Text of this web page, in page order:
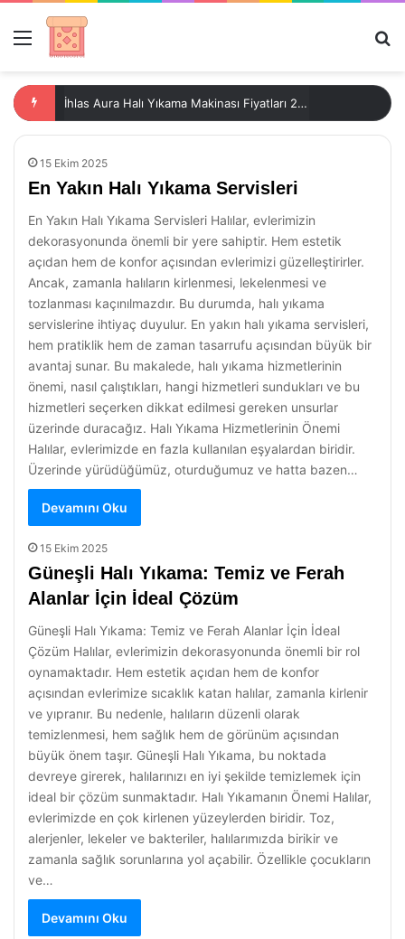
Menü
İhlas Aura Halı Yıkama Makinası Fiyatları 2023
15 Ekim 2025
En Yakın Halı Yıkama Servisleri
En Yakın Halı Yıkama Servisleri Halılar, evlerimizin
dekorasyonunda önemli bir yere sahiptir. Hem estetik
açıdan hem de konfor açısından evlerimizi güzelleştirirler.
Ancak, zamanla halıların kirlenmesi, lekelenmesi ve
tozlanması kaçınılmazdır. Bu durumda, halı yıkama
servislerine ihtiyaç duyulur. En yakın halı yıkama servisleri,
hem pratiklik hem de zaman tasarrufu açısından büyük bir
avantaj sunar. Bu makalede, halı yıkama hizmetlerinin
önemi, nasıl çalıştıkları, hangi hizmetleri sundukları ve bu
hizmetleri seçerken dikkat edilmesi gereken unsurlar
üzerinde duracağız. Halı Yıkama Hizmetlerinin Önemi
Halılar, evlerimizde en fazla kullanılan eşyalardan biridir.
Üzerinde yürüdüğümüz, oturduğumuz ve hatta bazen…
Devamını Oku
15 Ekim 2025
Güneşli Halı Yıkama: Temiz ve Ferah
Alanlar İçin İdeal Çözüm
Güneşli Halı Yıkama: Temiz ve Ferah Alanlar İçin İdeal
Çözüm Halılar, evlerimizin dekorasyonunda önemli bir rol
oynamaktadır. Hem estetik açıdan hem de konfor
açısından evlerimize sıcaklık katan halılar, zamanla kirlenir
ve yıpranır. Bu nedenle, halıların düzenli olarak
temizlenmesi, hem sağlık hem de görünüm açısından
büyük önem taşır. Güneşli Halı Yıkama, bu noktada
devreye girerek, halılarınızı en iyi şekilde temizlemek için
ideal bir çözüm sunmaktadır. Halı Yıkamanın Önemi Halılar,
evlerimizde en çok kirlenen yüzeylerden biridir. Toz,
alerjenler, lekeler ve bakteriler, halılarımızda birikir ve
zamanla sağlık sorunlarına yol açabilir. Özellikle çocukların
ve…
Devamını Oku